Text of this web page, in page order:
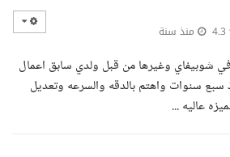
منذ سنة
شوبيفاي وغيرها من قبل ولدي سابق اعمال
سبع سنوات واهتم بالدقه والسرعه وتعديل
عاليه ...